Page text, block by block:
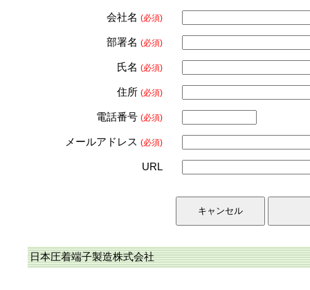
会社名 (必須)
部署名 (必須)
氏名 (必須)
住所 (必須)
電話番号 (必須)
メールアドレス (必須)
URL
日本圧着端子製造株式会社